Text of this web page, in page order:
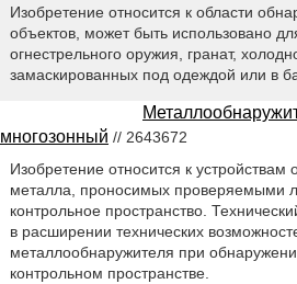
Изобретение относится к области
объектов, может быть использовано
огнестрельного оружия, гранат,
замаскированных под одеждой или в
многозонный // 2643672
Изобретение относится к устройствам
металла, проносимых проверяемыми
контрольное пространство.
в расширении технических
металлообнаружителя при
контрольном пространстве.